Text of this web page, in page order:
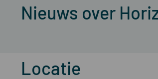
Nieuws over
Locatie